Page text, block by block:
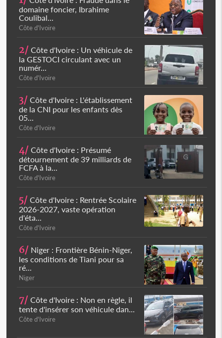
domaine foncier, Ibrahime
Coulibal...
Côte d'Ivoire
2/ Côte d'Ivoire : Un véhicule de
la GESTOCI circulant avec un
numér...
Côte d'Ivoire
3/ Côte d'Ivoire : L'établissement
de la CNI pour les enfants dès
05...
Côte d'Ivoire
4/ Côte d'Ivoire : Présumé
détournement de 39 milliards de
FCFA à la...
Côte d'Ivoire
5/ Côte d'Ivoire : Rentrée Scolaire
2026-2027, vaste opération
d'éta...
Côte d'Ivoire
6/ Niger : Frontière Bénin-Niger,
les conditions de Tiani pour sa
ré...
Niger
7/ Côte d'Ivoire : Non en règle, il
tente d'insérer son véhicule dan...
Côte d'Ivoire